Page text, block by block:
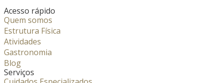
Acesso rápido
Quem somos
Estrutura Física
Atividades
Gastronomia
Blog
Serviços